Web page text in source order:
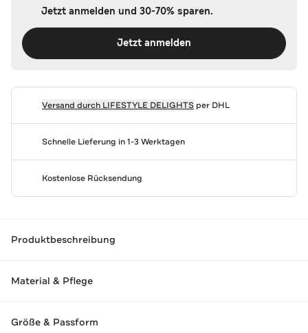
Jetzt anmelden und 30-70% sparen.
Jetzt anmelden
Versand durch LIFESTYLE DELIGHTSper DHL
Schnelle Lieferung in 1-3 Werktagen
Kostenlose Rücksendung
Produktbeschreibung
Material & Pflege
Größe & Passform